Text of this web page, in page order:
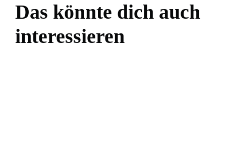
Das könnte dich auch
interessieren